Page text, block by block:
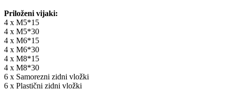
Priloženi vijaki:
4 x M5*15
4 x M5*30
4 x M6*15
4 x M6*30
4 x M8*15
4 x M8*30
6 x Samorezni zidni vložki
6 x Plastični zidni vložki